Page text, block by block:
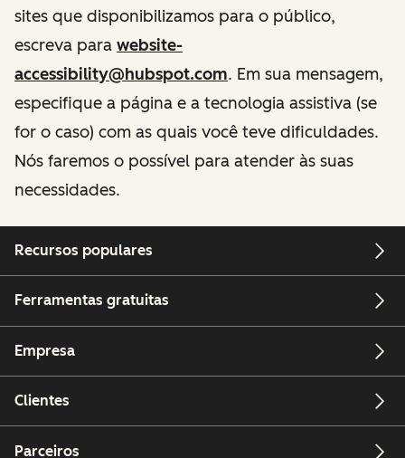
sites que disponibilizamos para o público,
escreva para website-
accessibility@hubspot.com. Em sua mensagem,
especifique a página e a tecnologia assistiva (se
for o caso) com as quais você teve dificuldades.
Nós faremos o possível para atender às suas
necessidades.
Recursos populares
Ferramentas gratuitas
Empresa
Clientes
Parceiros